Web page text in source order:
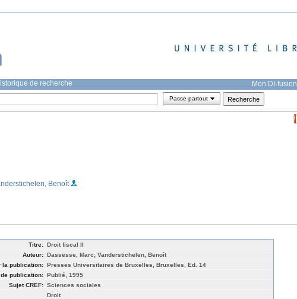
de recherche Mon DI-fusion
Passe-partout
Benoît
Titre: Droit fiscal II
Auteur: Dassesse, Marc; Vanderstichelen, Benoît
la publication: Presses Universitaires de Bruxelles, Bruxelles, Ed. 14
publication: Publié, 1995
Sujet CREF: Sciences sociales
Droit